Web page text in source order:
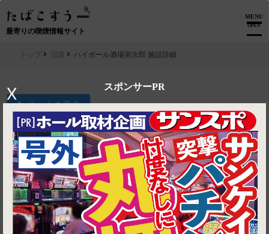
最寄りの喫煙情報サイト
MENU
OPEN
スポンサーPR
X
トップ 沼袋 ハイボール酒場寅次郎 施設詳細
▶ ルートを見る
沼袋│ハイボール酒場寅次郎